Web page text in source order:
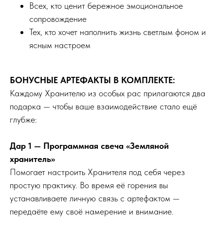
Всех, кто ценит бережное эмоциональное
сопровождение
Тех, кто хочет наполнить жизнь светлым фоном и
ясным настроем
БОНУСНЫЕ АРТЕФАКТЫ В КОМПЛЕКТЕ:
Каждому Хранителю из особых рас прилагаются два
подарка — чтобы ваше взаимодействие стало ещё
глубже:
Дар 1 — Программная свеча «Земляной
хранитель»
Помогает настроить Хранителя под себя через
простую практику. Во время её горения вы
устанавливаете личную связь с артефактом —
передаёте ему своё намерение и внимание.